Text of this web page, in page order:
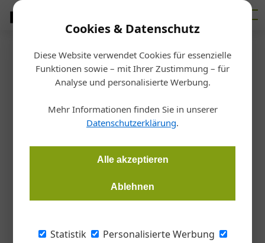
Cookies & Datenschutz
Diese Website verwendet Cookies für essenzielle
Funktionen sowie – mit Ihrer Zustimmung – für
Analyse und personalisierte Werbung.
Mehr Informationen finden Sie in unserer
Datenschutzerklärung.
Alle akzeptieren
Ablehnen
Statistik
Personalisierte Werbung
Startseite /Bauen
Neue Standards beim
Fenstereinbau
Fensterkonstruktionen haben sich in den vergangenen Jahren
gerade im Bereich der Energieeffizienz enorm verbessert und
ausgeklügelten Fenstersysteme können aber ihre